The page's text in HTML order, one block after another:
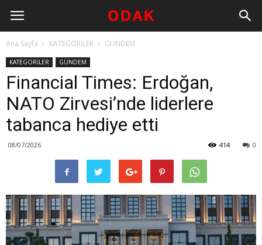
Ana Sayfa KATEGORİLER GÜNDEM
KATEGORİLER GÜNDEM
Financial Times: Erdoğan,
NATO Zirvesi’nde liderlere
tabanca hediye etti
08/07/2026 0
414